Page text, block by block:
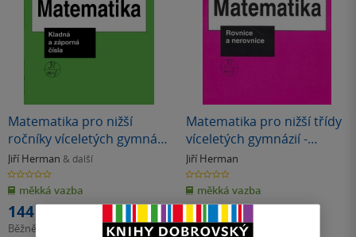
Matematika pro nižší
ročníky víceletých gymnázií
– Kladná a záporná čísla
Jiří Herman & další
0.0
z
5
hvězdiček
měkká vazba
144 Kč
Běžně
Matematika pro nižší třídy
víceletých gymnázií -
Rovnice a nerovnice
Jiří Herman
0.0
z
5
hvězdiček
měkká vazba
Běžně150 Kč